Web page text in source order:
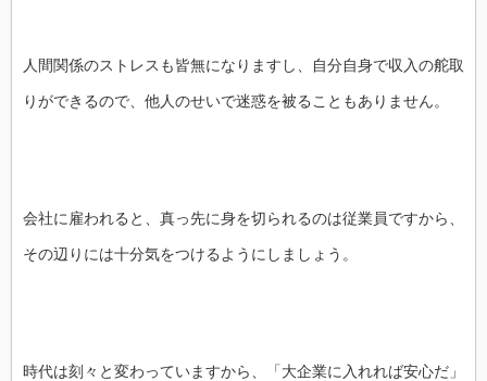
人間関係のストレスも皆無になりますし、自分自身で収入の舵取
りができるので、他人のせいで迷惑を被ることもありません。
会社に雇われると、真っ先に身を切られるのは従業員ですから、
その辺りには十分気をつけるようにしましょう。
時代は刻々と変わっていますから、「大企業に入れれば安心だ」